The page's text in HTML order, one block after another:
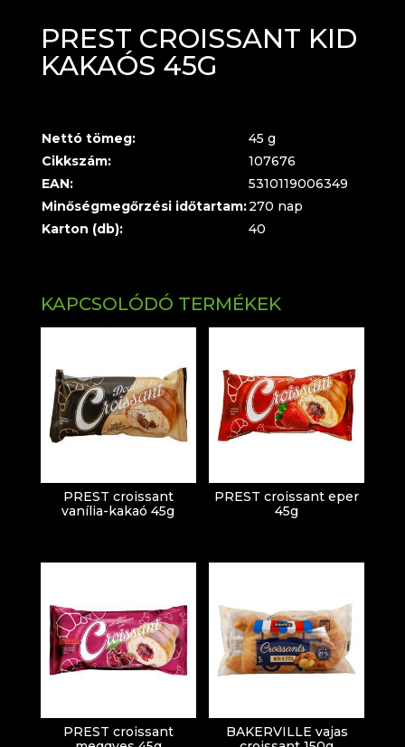
PREST CROISSANT KID
KAKAÓS 45G
Nettó tömeg:
45 g
Cikkszám:
107676
EAN:
5310119006349
Minőségmegőrzési időtartam:270 nap
Karton (db):
40
KAPCSOLÓDÓ TERMÉKEK
PREST croissant
vanília-kakaó 45g
PREST croissant eper
45g
PREST croissant
BAKERVILLE vajas